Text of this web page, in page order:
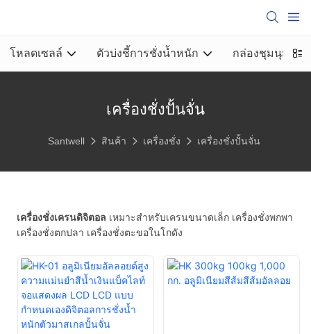
โหลดเซลล์ ตัวบ่งชี้การชั่งน้ำหนัก กล่องชุมนุม
เครื่องชั่งปั้นจั่น
Santwell สินค้า เครื่องชั่ง เครื่องชั่งปั้นจั่น
เครื่องชั่งเครนดิจิตอล เหมาะสำหรับเครนขนาดเล็ก เครื่องชั่งพกพา
เครื่องชั่งตกปลา เครื่องชั่งตะขอในโกดัง